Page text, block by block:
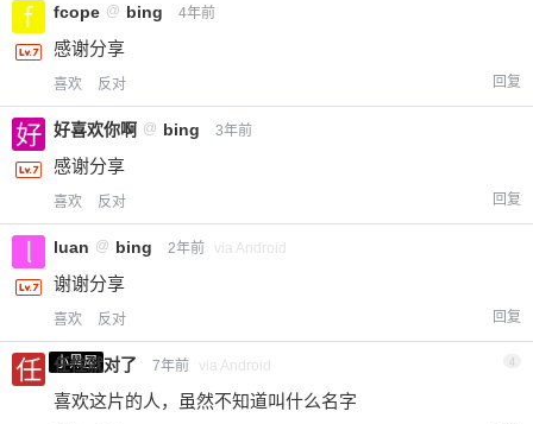
fcope @ bing 4年前
感谢分享
喜欢 反对 回复
好喜欢你啊 @ bing 3年前
感谢分享
喜欢 反对 回复
luan @ bing 2年前 via Android
谢谢分享
喜欢 反对 回复
小黑屋
任性就对了 7年前 via Android 4
喜欢这片的人，虽然不知道叫什么名字